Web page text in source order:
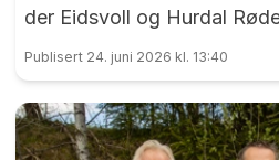
der Eidsvoll og Hurdal
Frivilligsentral hadde gått
sankthansfeiring for
pensjonister.
Publisert 24. juni 2026 kl. 13:40